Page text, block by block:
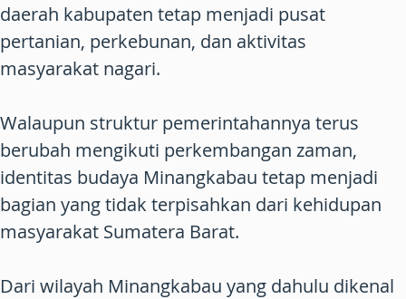
daerah kabupaten tetap menjadi pusat
pertanian, perkebunan, dan aktivitas
masyarakat nagari.
Walaupun struktur pemerintahannya terus
berubah mengikuti perkembangan zaman,
identitas budaya Minangkabau tetap menjadi
bagian yang tidak terpisahkan dari kehidupan
masyarakat Sumatera Barat.
Dari wilayah Minangkabau yang dahulu dikenal